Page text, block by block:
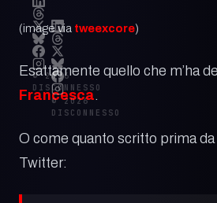
© 2026
DISCONNESSO
© 2026
DISCONNESSO
(image via tweexcore)
Esattamente quello che m’ha
Francesca.
O come quanto scritto prima da
Twitter: